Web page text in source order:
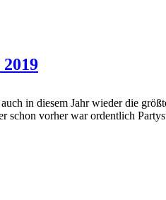
in diesem Jahr wieder die
schon vorher war ordentlich